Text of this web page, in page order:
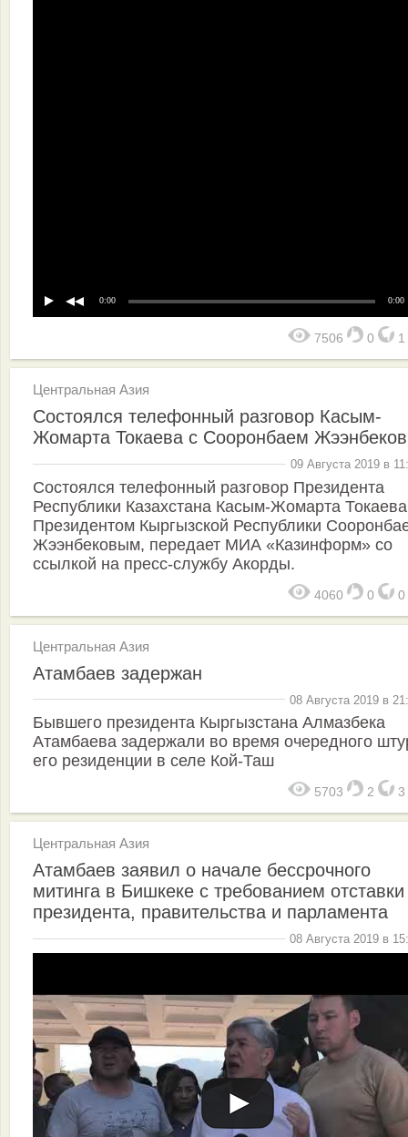
0:00 0:00
7506 0 1
Центральная Азия
Состоялся телефонный разговор Касым-
Жомарта Токаева с Сооронбаем
09 Августа 2019 в
Cостоялся телефонный разговор Президента
Республики Казахстана Касым-Жомарта
Президентом Кыргызской Республики
Жээнбековым, передает МИА «Казинформ» со
ссылкой на пресс-службу Акорды.
4060 0 0
Центральная Азия
Атамбаев задержан
08 Августа 2019 в
Бывшего президента Кыргызстана Алмазбека
Атамбаева задержали во время очередного
его резиденции в селе Кой-Таш
5703 2 3
Центральная Азия
Атамбаев заявил о начале бессрочного
митинга в Бишкеке с требованием отставки
президента, правительства и парламента
08 Августа 2019 в